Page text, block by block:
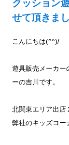
クッション
せて頂きま
こんにちは(^^)/
遊具販売メーカー
ーの吉川です。
北関東エリア出店
弊社のキッズコー